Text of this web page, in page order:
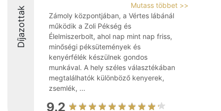
Díjazottak
Mutass többet >>
Zámoly központjában, a Vértes lábánál
működik a Zoli Pékség és
Élelmiszerbolt, ahol nap mint nap friss,
minőségi péksütemények és
kenyérfélék készülnek gondos
munkával. A hely széles választékában
megtalálhatók különböző kenyerek,
zsemlék, ...
9.2